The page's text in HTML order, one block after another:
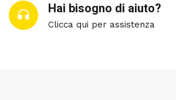
Hai bisogno di aiuto?
Clicca qui per assistenza